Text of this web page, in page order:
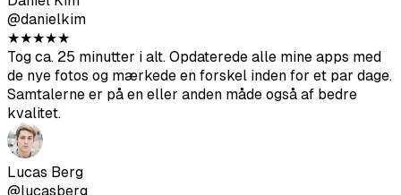
Lucas Berg
@lucasberg
★
★ ★
For prisen er det bestemt værd at prøve. Ikke hvert foto
er perfekt, men du får så mange muligheder, at du finder
masser af gode. Meget billigere end min mislykkede
fotosession sidste år.